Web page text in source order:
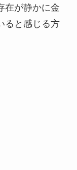
在が静かに金
ると感じる方